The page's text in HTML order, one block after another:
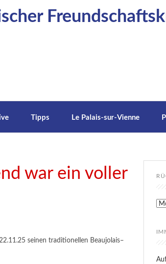
Tipps Le Palais-sur-Vienne
war ein voller
seinen traditionellen Beaujolais–